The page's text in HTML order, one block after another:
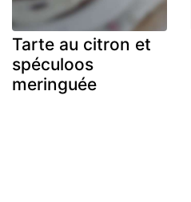
Tarte au citron et
spéculoos
meringuée